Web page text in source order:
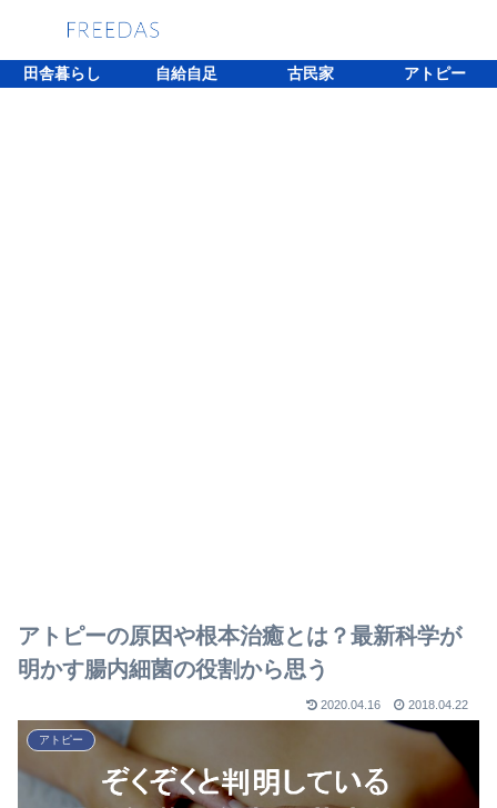
田舎暮らし 自給自足 古民家 アトピー
アトピーの原因や根本治癒とは？最新科学が
明かす腸内細菌の役割から思う
2020.04.16 2018.04.22
アトピー